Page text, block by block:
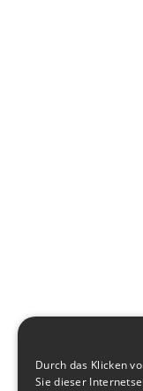
Durch das Klicken
Sie dieser